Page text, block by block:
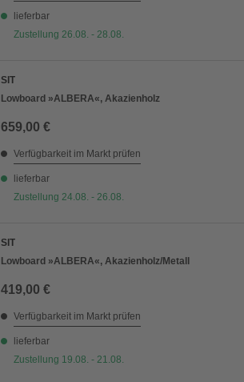
lieferbar
Zustellung 26.08. - 28.08.
SIT
Lowboard »ALBERA«, Akazienholz
659,00 €
Verfügbarkeit im Markt prüfen
lieferbar
Zustellung 24.08. - 26.08.
SIT
Lowboard »ALBERA«, Akazienholz/Metall
419,00 €
Verfügbarkeit im Markt prüfen
lieferbar
Zustellung 19.08. - 21.08.